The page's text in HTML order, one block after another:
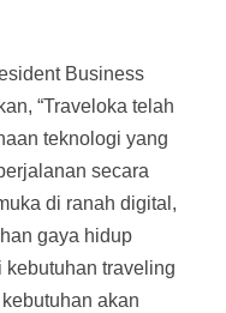
Business
“Traveloka telah
teknologi yang
secara
di ranah digital,
gaya hidup
kebutuhan traveling
akan